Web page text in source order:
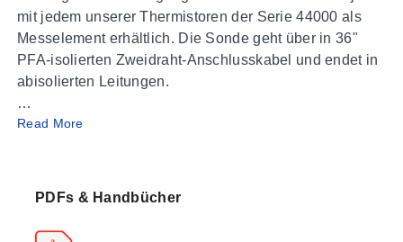
mit jedem unserer Thermistoren der Serie 44000 als
Messelement erhältlich. Die Sonde geht über in 36"
PFA-isolierten Zweidraht-Anschlusskabel und endet in
abisolierten Leitungen.
Für Sonderoptionen wenden Sie sich bitte an den
Übersichten anzeigen
Read More
PDFs & Handbücher